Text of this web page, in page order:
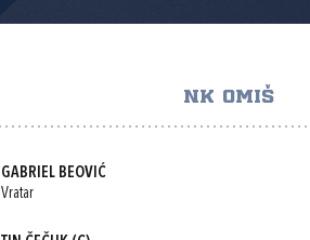
NK OMIŠ
GABRIEL BEOVIĆ
Vratar